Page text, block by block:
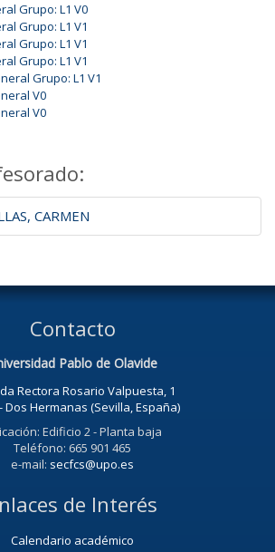
Grupo: L1 V0
Grupo: L1 V1
Grupo: L1 V1
Grupo: L1 V1
Grupo: L1 V1
V0
V0
CARMEN
Contacto
Pablo de Olavide
Rectora Rosario Valpuesta, 1
Dos Hermanas (Sevilla, España)
Edificio 2 - Planta baja
Teléfono: 665 901 465
e-mail: secfcs@upo.es
de Interés
Calendario académico